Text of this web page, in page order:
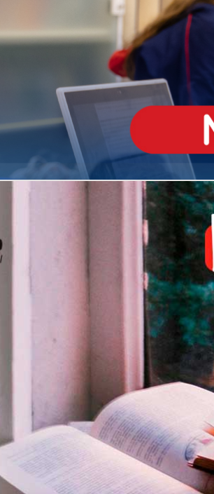
MÉDIO
igh School
Dupla Diplomação
ANO FUNDAMENTAL
es
Bilingue - Anos
Finais
ANO FUNDAMENTAL
Turmas Reduzidas
(Proficiência)